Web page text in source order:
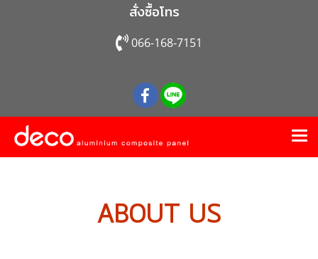
สั่งซื้อโทร
066-168-7151
ABOUT US